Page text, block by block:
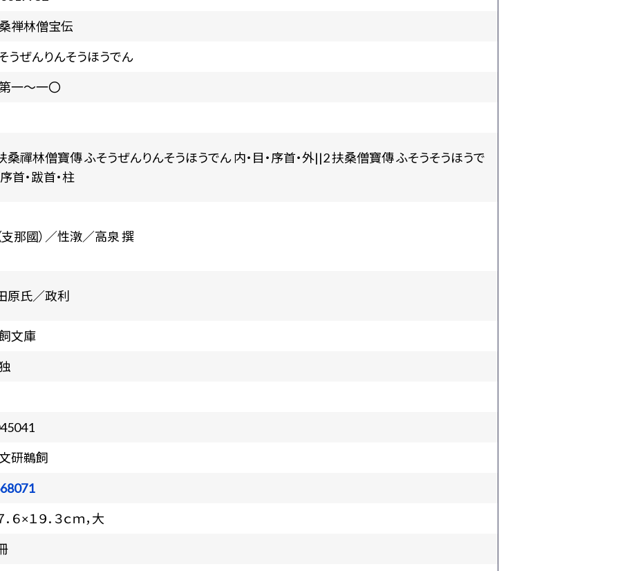
禅林僧宝伝
うぜんりんそうほうでん
一～一〇
桑禪林僧寶傳 ふそうぜんりんそうほうでん 内・目・序首・外||2 扶桑僧寶傳 ふそうそうほうで
首・跋首・柱
支那國）／性潡／高泉 撰
原氏／政利
文庫
研鵜飼
．６×１９．３ｃｍ，大